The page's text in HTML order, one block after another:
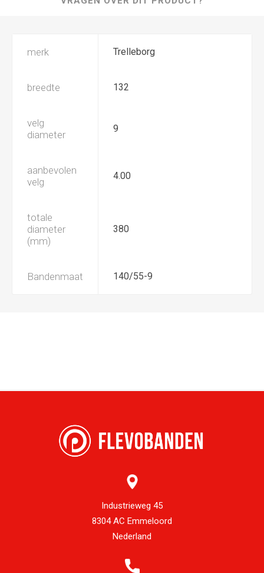
merk Trelleborg
breedte 132
velg
diameter
9
aanbevolen
velg
4.00
totale
diameter
(mm)
380
Bandenmaat 140/55-9
Industrieweg 45
8304 AC Emmeloord
Nederland